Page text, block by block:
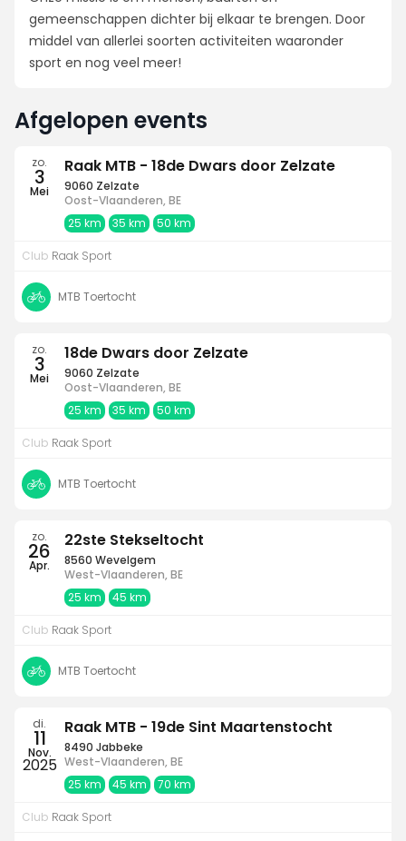
gemeenschappen dichter bij elkaar te brengen. Door
middel van allerlei soorten activiteiten waaronder
sport en nog veel meer!
Afgelopen events
zo.
3
Mei
Raak MTB - 18de Dwars door Zelzate
9060 Zelzate
Oost-Vlaanderen, BE
25 km
35 km 50 km
Club Raak Sport
MTB Toertocht
zo.
3
Mei
18de Dwars door Zelzate
9060 Zelzate
Oost-Vlaanderen, BE
25 km
35 km 50 km
Club Raak Sport
MTB Toertocht
zo.
26
Apr.
22ste Stekseltocht
8560 Wevelgem
West-Vlaanderen, BE
25 km
45 km
Club Raak Sport
MTB Toertocht
di.
11
Nov.
2025
Raak MTB - 19de Sint Maartenstocht
8490 Jabbeke
West-Vlaanderen, BE
25 km
45 km 70 km
Club Raak Sport